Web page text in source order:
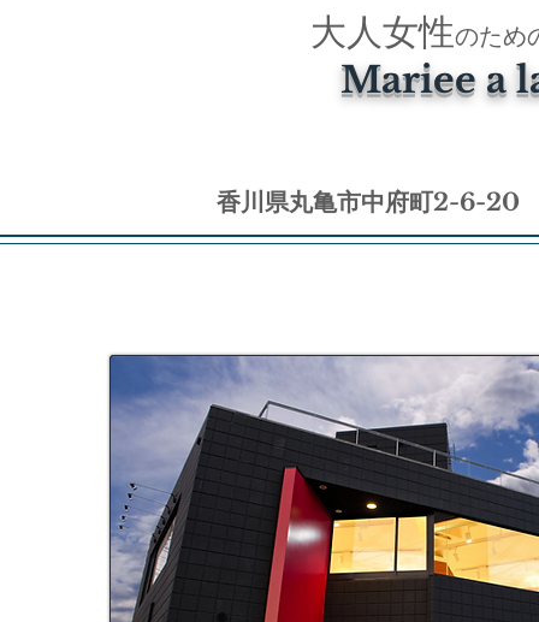
大人女性のため
​Mariee a
香川県丸亀市中府町2-6-